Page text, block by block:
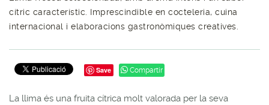
cítric característic. Imprescindible en cocteleria, cuina
internacional i elaboracions gastronòmiques creatives.
Save Compartir
La llima és una fruita cítrica molt valorada per la seva